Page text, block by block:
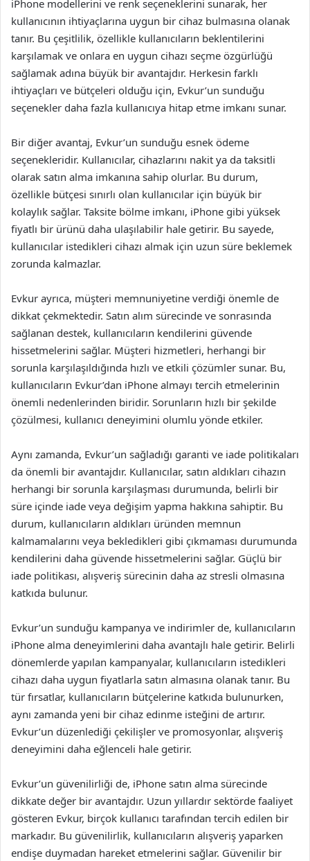
iPhone modellerini ve renk seçeneklerini sunarak, her
kullanıcının ihtiyaçlarına uygun bir cihaz bulmasına olanak
tanır. Bu çeşitlilik, özellikle kullanıcıların beklentilerini
karşılamak ve onlara en uygun cihazı seçme özgürlüğü
sağlamak adına büyük bir avantajdır. Herkesin farklı
ihtiyaçları ve bütçeleri olduğu için, Evkur’un sunduğu
seçenekler daha fazla kullanıcıya hitap etme imkanı sunar.
Bir diğer avantaj, Evkur’un sunduğu esnek ödeme
seçenekleridir. Kullanıcılar, cihazlarını nakit ya da taksitli
olarak satın alma imkanına sahip olurlar. Bu durum,
özellikle bütçesi sınırlı olan kullanıcılar için büyük bir
kolaylık sağlar. Taksite bölme imkanı, iPhone gibi yüksek
fiyatlı bir ürünü daha ulaşılabilir hale getirir. Bu sayede,
kullanıcılar istedikleri cihazı almak için uzun süre beklemek
zorunda kalmazlar.
Evkur ayrıca, müşteri memnuniyetine verdiği önemle de
dikkat çekmektedir. Satın alım sürecinde ve sonrasında
sağlanan destek, kullanıcıların kendilerini güvende
hissetmelerini sağlar. Müşteri hizmetleri, herhangi bir
sorunla karşılaşıldığında hızlı ve etkili çözümler sunar. Bu,
kullanıcıların Evkur’dan iPhone almayı tercih etmelerinin
önemli nedenlerinden biridir. Sorunların hızlı bir şekilde
çözülmesi, kullanıcı deneyimini olumlu yönde etkiler.
Aynı zamanda, Evkur’un sağladığı garanti ve iade politikaları
da önemli bir avantajdır. Kullanıcılar, satın aldıkları cihazın
herhangi bir sorunla karşılaşması durumunda, belirli bir
süre içinde iade veya değişim yapma hakkına sahiptir. Bu
durum, kullanıcıların aldıkları üründen memnun
kalmamalarını veya bekledikleri gibi çıkmaması durumunda
kendilerini daha güvende hissetmelerini sağlar. Güçlü bir
iade politikası, alışveriş sürecinin daha az stresli olmasına
katkıda bulunur.
Evkur’un sunduğu kampanya ve indirimler de, kullanıcıların
iPhone alma deneyimlerini daha avantajlı hale getirir. Belirli
dönemlerde yapılan kampanyalar, kullanıcıların istedikleri
cihazı daha uygun fiyatlarla satın almasına olanak tanır. Bu
tür fırsatlar, kullanıcıların bütçelerine katkıda bulunurken,
aynı zamanda yeni bir cihaz edinme isteğini de artırır.
Evkur’un düzenlediği çekilişler ve promosyonlar, alışveriş
deneyimini daha eğlenceli hale getirir.
Evkur’un güvenilirliği de, iPhone satın alma sürecinde
dikkate değer bir avantajdır. Uzun yıllardır sektörde faaliyet
gösteren Evkur, birçok kullanıcı tarafından tercih edilen bir
markadır. Bu güvenilirlik, kullanıcıların alışveriş yaparken
endişe duymadan hareket etmelerini sağlar. Güvenilir bir